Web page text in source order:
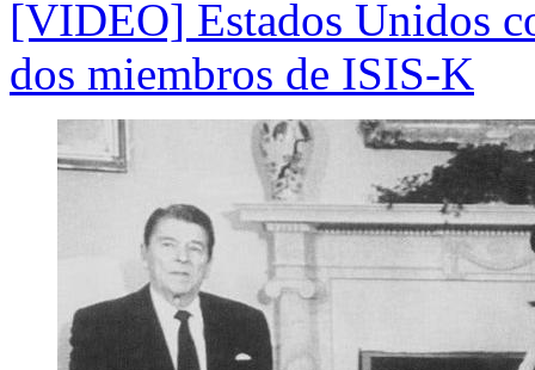
[VIDEO] Estados Unidos
dos miembros de ISIS-K